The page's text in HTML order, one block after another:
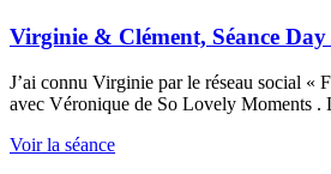
Virginie & Clément, Séance
J’ai connu Virginie par le réseau social «
avec Véronique de So Lovely Moments .
Voir la séance